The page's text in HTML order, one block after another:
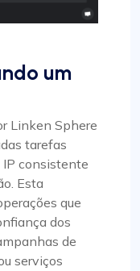
um
Linken Sphere
tarefas
IP consistente
Esta
que
dos
de
serviços